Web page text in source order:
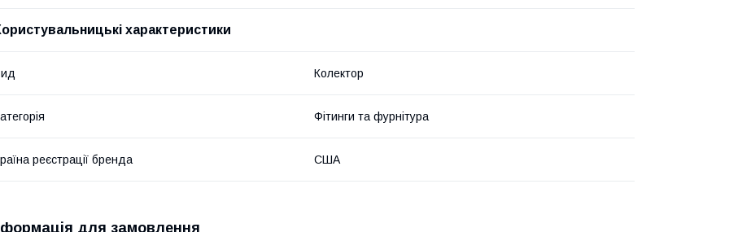
характеристики
Колектор
Фітинги та фурнітура
реєстрації бренда США
для замовлення